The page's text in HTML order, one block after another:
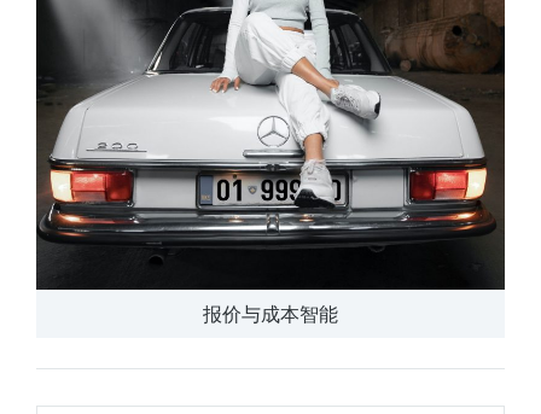
报价与成本智能